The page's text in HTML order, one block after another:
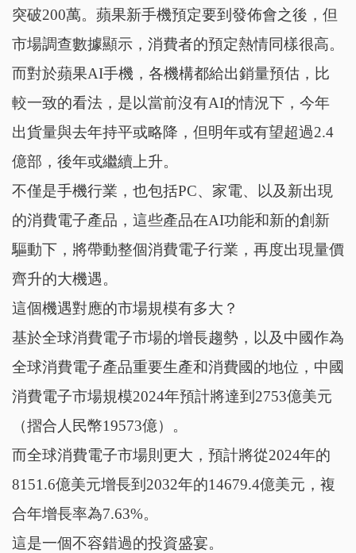
突破200萬。蘋果新手機預定要到發佈會之後，但
市場調查數據顯示，消費者的預定熱情同樣很高。
而對於蘋果AI手機，各機構都給出銷量預估，比
較一致的看法，是以當前沒有AI的情況下，今年
出貨量與去年持平或略降，但明年或有望超過2.4
億部，後年或繼續上升。
不僅是手機行業，也包括PC、家電、以及新出現
的消費電子產品，這些產品在AI功能和新的創新
驅動下，將帶動整個消費電子行業，再度出現量價
齊升的大機遇。
這個機遇對應的市場規模有多大？
基於全球消費電子市場的增長趨勢，以及中國作為
全球消費電子產品重要生產和消費國的地位，‌中國
消費電子市場規模2024年預計將達到2753億美元
（摺合人民幣19573億）。
而全球消費電子市場則更大，預計將從2024年的
8151.6億美元增長到2032年的14679.4億美元，複
合年增長率為7.63%。
這是一個不容錯過的投資盛宴。